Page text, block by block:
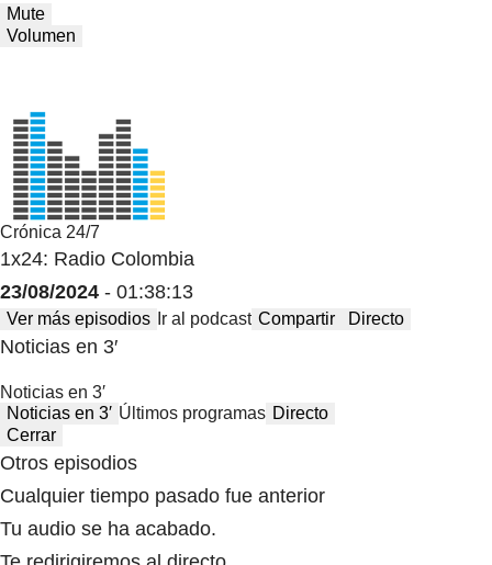
Mute
Volumen
Crónica 24/7
1x24: Radio Colombia
23/08/2024 - 01:38:13
Ver más episodios Ir al podcast Compartir Directo
Noticias en 3′
Noticias en 3′
Noticias en 3′ Últimos programas Directo
Cerrar
Otros episodios
Cualquier tiempo pasado fue anterior
Tu audio se ha acabado.